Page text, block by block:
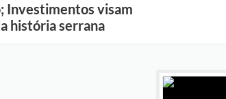
Investimentos visam
história serrana